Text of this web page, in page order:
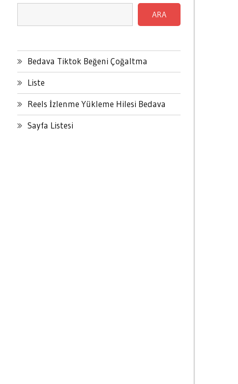
ARA
Bedava Tiktok Beğeni Çoğaltma
Liste
Reels İzlenme Yükleme Hilesi Bedava
Sayfa Listesi